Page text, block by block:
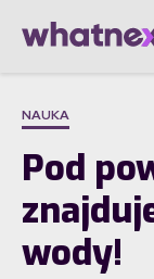
NAUKA
Pod
wody!